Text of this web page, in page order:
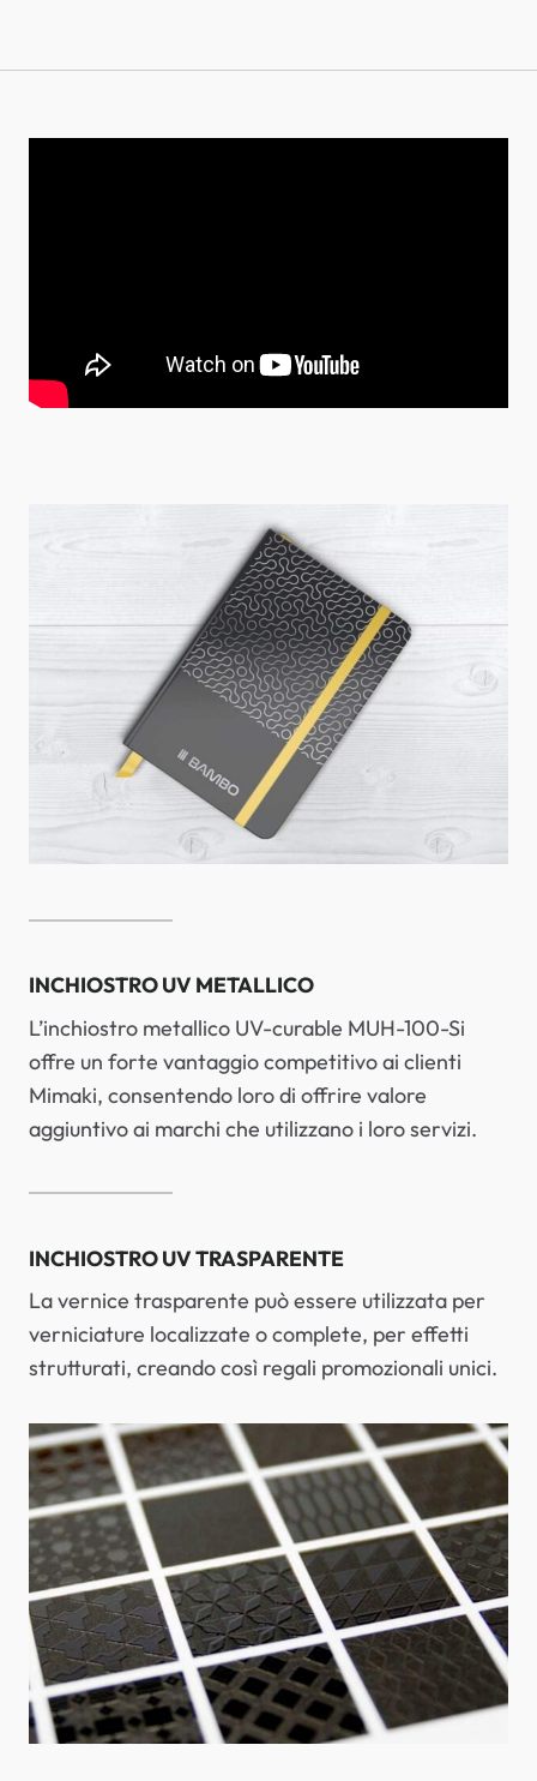
INCHIOSTRO UV METALLICO
L’inchiostro metallico UV-curable MUH-100-Si
offre un forte vantaggio competitivo ai clienti
Mimaki, consentendo loro di offrire valore
aggiuntivo ai marchi che utilizzano i loro servizi.
INCHIOSTRO UV TRASPARENTE
La vernice trasparente può essere utilizzata per
verniciature localizzate o complete, per effetti
strutturati, creando così regali promozionali unici.